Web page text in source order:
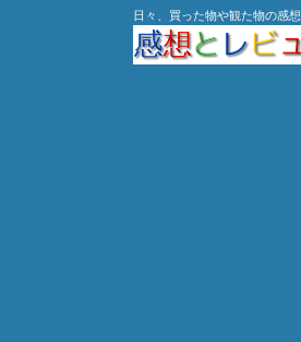
日々、買った物や観た物の感想